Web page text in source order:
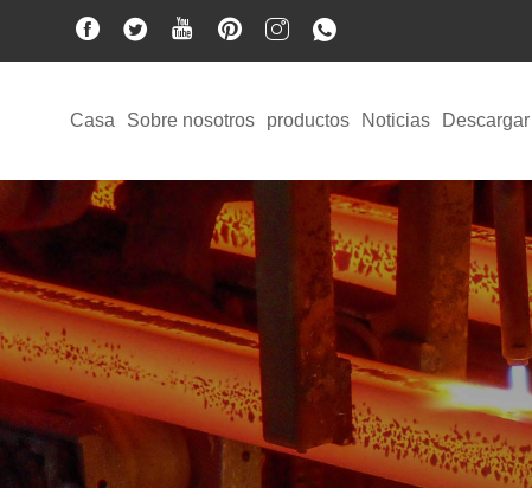
Casa Sobre nosotros productos Noticias Descargar